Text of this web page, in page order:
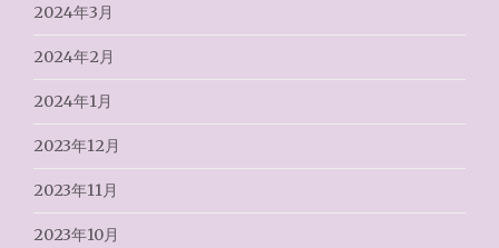
2024年3月
2024年2月
2024年1月
2023年12月
2023年11月
2023年10月